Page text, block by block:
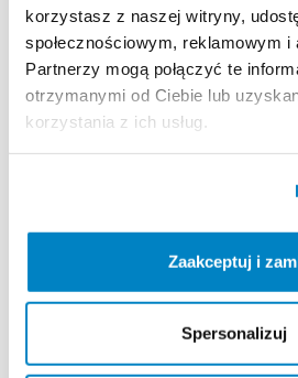
korzystasz z naszej witryny,
społecznościowym, reklamowym i
Partnerzy mogą połączyć te
otrzymanymi od Ciebie lub
korzystania z ich usług.
Zaakceptuj i
Spersonalizuj
Bagażnik rowerowy na hak
Giro 2
Lepsza Podróż
30,00 zł /dzień
Giro